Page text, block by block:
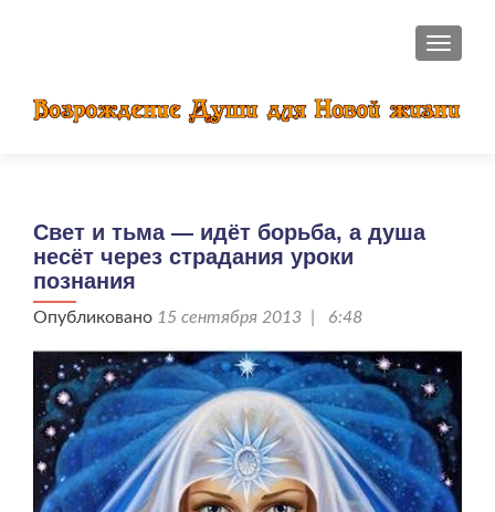
Свет и тьма — идёт борьба, а душа
несёт через страдания уроки
познания
Опубликовано 15 сентября 2013 | 6:48